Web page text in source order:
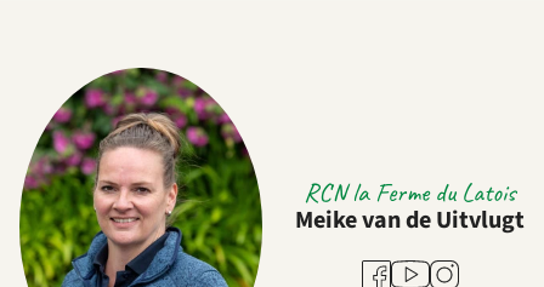
RCN la Ferme du Latois
Meike van de Uitvlugt
Facebook
YoutubeInstagram